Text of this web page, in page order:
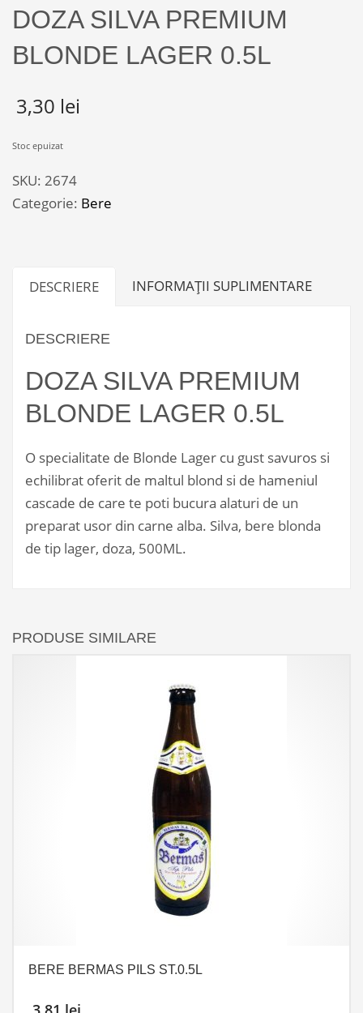
DOZA SILVA PREMIUM
BLONDE LAGER 0.5L
3,30 lei
Stoc epuizat
SKU: 2674
Categorie: Bere
DESCRIERE INFORMAȚII SUPLIMENTARE
DESCRIERE
DOZA SILVA PREMIUM
BLONDE LAGER 0.5L
O specialitate de Blonde Lager cu gust savuros si
echilibrat oferit de maltul blond si de hameniul
cascade de care te poti bucura alaturi de un
preparat usor din carne alba. Silva, bere blonda
de tip lager, doza, 500ML.
PRODUSE SIMILARE
BERE BERMAS PILS ST.0.5L